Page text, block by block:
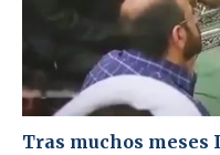
Tras muchos meses